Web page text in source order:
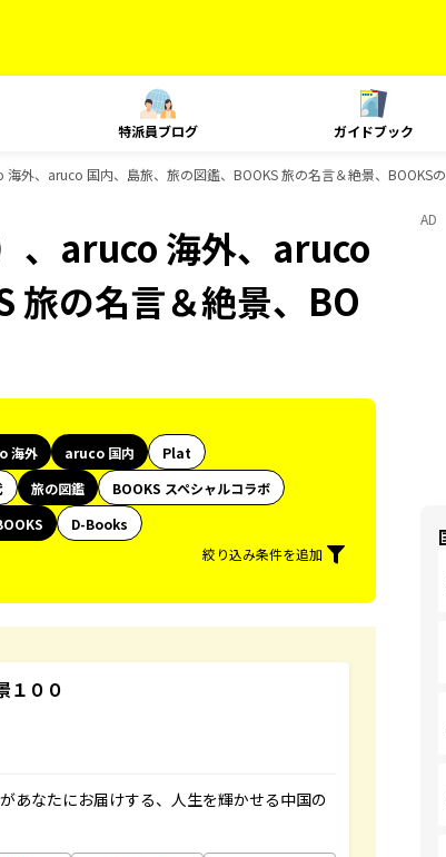
特派員ブログ ガイドブック
外、aruco 国内、島旅、旅の図鑑、BOOKS 旅の名言＆絶景、BOOKS
、aruco 海外、aruco
旅の名言＆絶景、BO
海外 aruco 国内
Plat
旅の図鑑
BOOKS スペシャルコラボ
D-Books
絞り込み条件を追加
１００
あなたにお届けする、人生を輝かせる中国の
AD